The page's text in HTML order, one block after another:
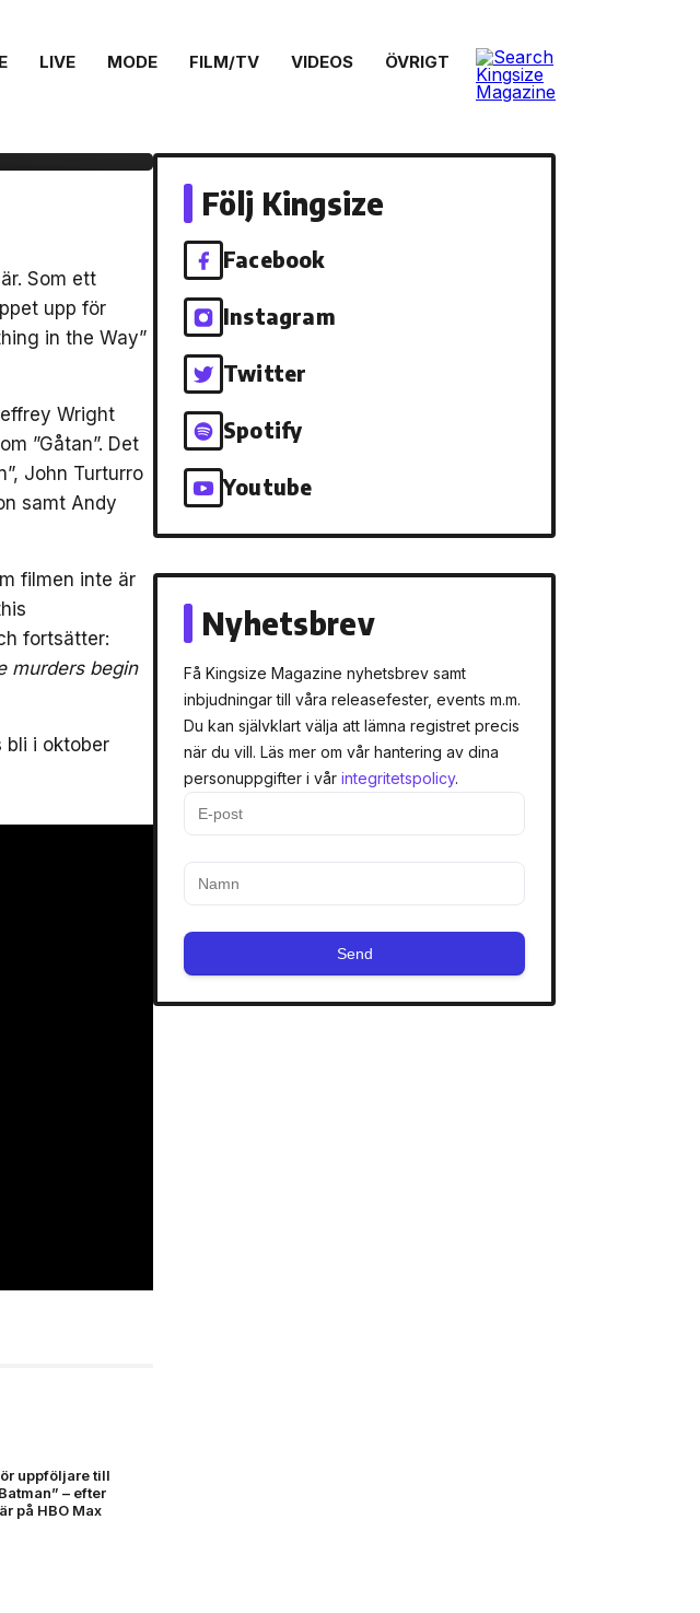
LIVE MODE FILM/TV VIDEOS ÖVRIGT
Som ett
upp för
in the Way”
Wright
”Gåtan”. Det
John Turturro
samt Andy
filmen inte är
fortsätter:
murders begin
bli i oktober
uppföljare till
– efter
på HBO Max
Följ Kingsize
Facebook
Instagram
Twitter
Spotify
Youtube
Nyhetsbrev
Få Kingsize Magazine nyhetsbrev samt
inbjudningar till våra releasefester, events m.m.
Du kan självklart välja att lämna registret precis
när du vill. Läs mer om vår hantering av dina
personuppgifter i vår integritetspolicy.
Send